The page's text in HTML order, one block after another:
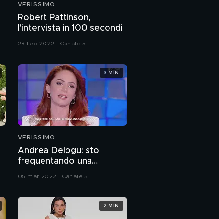
Best of Enrico Papi
Enrico Papi: "Ho
sofferto di bullismo
L'anteprima dello
scherzo ad Al Bano
PROSSIMO VIDEO
l'intervista integrale
VERISSIMO
Robert Pattinson,
l'intervista in 100 secondi
28 feb 2022 | Canale 5
VERISSIMO
Andrea Delogu: sto
frequentando una
05 mar 2022 | Canale 5
3 MIN
2 MIN